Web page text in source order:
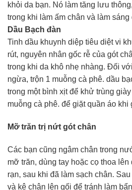
khỏi da bạn. Nó làm tăng lưu
trong khi làm ấm chân và làm sáng
Dầu Bạch đàn
Tinh dầu khuynh diệp tiêu diệt vi
rút, nguyên nhân gốc rễ của gót
trong khi da khô nhẹ nhàng. Đối
ngừa, trộn 1 muỗng cà phê. dầu
trong một bình xịt để khử trùng
muỗng cà phê. để giặt quần áo khi
Mỡ trăn trị nứt gót chân
Các bạn cũng ngâm chân trong
mỡ trăn, dùng tay hoặc cọ thoa
rạn, sau khi đã làm sạch chân.
và kê chân lên gối để tránh làm